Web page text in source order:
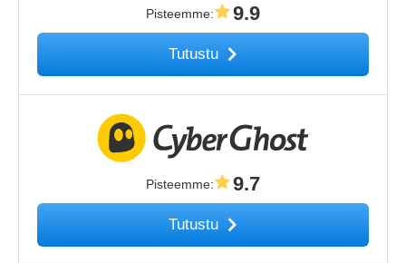
Pisteemme: 9.9
Tutustu
Pisteemme: 9.7
Tutustu